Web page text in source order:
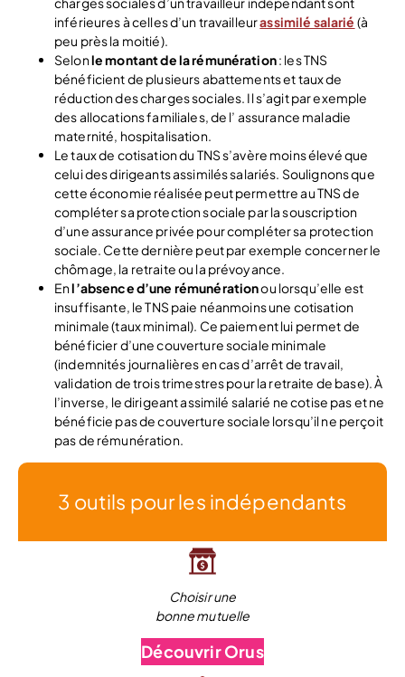
inférieures à celles d’un travailleurassimilé salarié (à
peu près la moitié).
Selonle montant de la rémunération: les TNS
bénéficient de plusieurs abattements et taux de
réduction des charges sociales. Il s’agit par exemple
des allocations familiales, de l’ assurance maladie
maternité, hospitalisation.
Le taux de cotisation du TNS s’avère moins élevé que
celui des dirigeants assimilés salariés. Soulignons que
cette économie réalisée peut permettre au TNS de
compléter sa protection sociale par la souscription
d’une assurance privée pour compléter sa protection
sociale. Cette dernière peut par exemple concerner le
chômage, la retraite ou la prévoyance.
Enl’absence d’une rémunérationou lorsqu’elle est
insuffisante, le TNS paie néanmoins une cotisation
minimale (taux minimal). Ce paiement lui permet de
bénéficier d’une couverture sociale minimale
(indemnités journalières en cas d’arrêt de travail,
validation de trois trimestres pour la retraite de base). À
l’inverse, le dirigeant assimilé salarié ne cotise pas et ne
bénéficie pas de couverture sociale lorsqu’il ne perçoit
pas de rémunération.
3 outils pour les indépendants
Choisir une
bonne mutuelle
Découvrir Orus